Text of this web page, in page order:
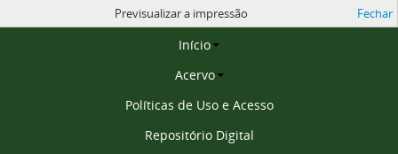
Página inicial
Início
Acervo
Políticas de Uso e Acesso
Repositório Digital
Previsualizar a impressão Fechar